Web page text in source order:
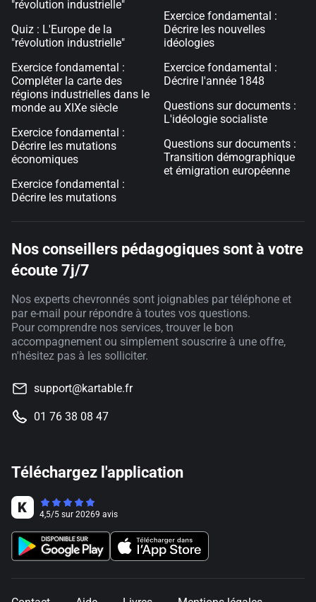
"révolution industrielle"
Quiz : L'Europe de la
"révolution industrielle"
Exercice fondamental :
Compléter la carte des
régions industrielles dans le
monde au XIXe siècle
Exercice fondamental :
Décrire les mutations
économiques
Exercice fondamental :
Décrire les mutations
Exercice fondamental :
Décrire les nouvelles
idéologies
Exercice fondamental :
Décrire l'année 1848
Questions sur documents :
L'idéologie socialiste
Questions sur documents :
Transition démographique
et émigration européenne
Nos conseillers pédagogiques sont à votre
écoute 7j/7
Nos experts chevronnés sont joignables par téléphone et
par e-mail pour répondre à toutes vos questions.
Pour comprendre nos services, trouver le bon
accompagnement ou simplement souscrire à une offre,
n'hésitez pas à les solliciter.
support@kartable.fr
01 76 38 08 47
Téléchargez l'application
4,5/5 sur 20269 avis